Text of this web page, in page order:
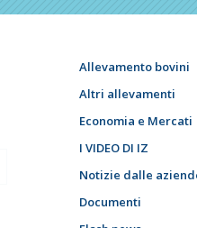
Allevamento bovini
Altri allevamenti
Economia e Mercati
I VIDEO DI IZ
Notizie dalle
Documenti